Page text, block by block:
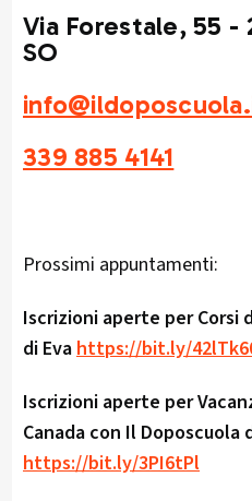
Via Forestale, 55 -
SO
339 885 4141
Prossimi appuntamenti:
Iscrizioni aperte per Corsi
di Eva https://bit.ly/
Iscrizioni aperte per
Canada con Il Doposcuola
https://bit.ly/3PI6tPl